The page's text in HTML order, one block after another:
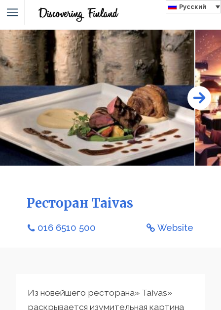
Русский
Ресторан Taivas
016 6510 500 Website
Из новейшего ресторана» Taivas»
раскрывается изумительная картина